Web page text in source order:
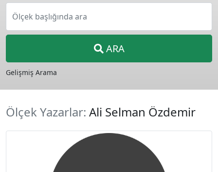
Ölçek başlığında ara
ARA
Gelişmiş Arama
Ölçek Yazarlar: Ali Selman Özdemir